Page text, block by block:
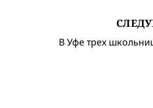
В Уфе трех